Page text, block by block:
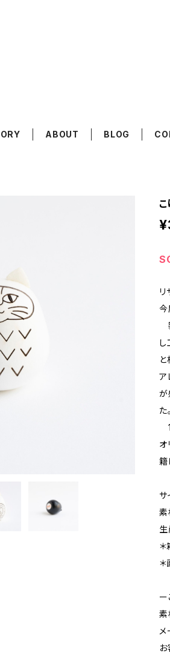
ABOUT BLOG
リ
今
ア
が
た。
オ
籍
素
生
＊
＊
ー
素
お